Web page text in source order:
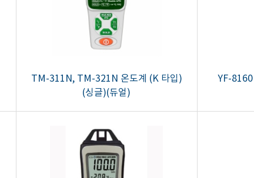
TM-311N, TM-321N 온도계 (K 타입)
(싱글)(듀얼)
YF-8160